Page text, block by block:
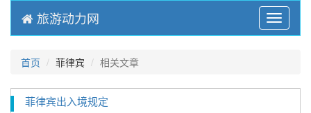
Menu
旅游动力网
首页 菲律宾 相关文章
菲律宾出入境规定